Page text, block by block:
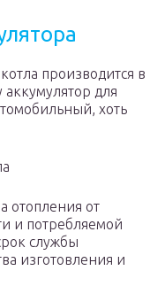
производится в
для
хоть
отопления от
и потребляемой
службы
изготовления и